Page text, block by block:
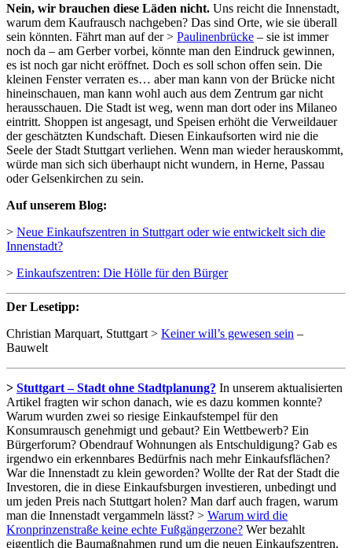
Nein, wir brauchen diese Läden nicht. Uns reicht die Innenstadt,
warum dem Kaufrausch nachgeben? Das sind Orte, wie sie überall
sein könnten. Fährt man auf der > Paulinenbrücke – sie ist immer
noch da – am Gerber vorbei, könnte man den Eindruck gewinnen,
es ist noch gar nicht eröffnet. Doch es soll schon offen sein. Die
kleinen Fenster verraten es… aber man kann von der Brücke nicht
hineinschauen, man kann wohl auch aus dem Zentrum gar nicht
herausschauen. Die Stadt ist weg, wenn man dort oder ins Milaneo
eintritt. Shoppen ist angesagt, und Speisen erhöht die Verweildauer
der geschätzten Kundschaft. Diesen Einkaufsorten wird nie die
Seele der Stadt Stuttgart verliehen. Wenn man wieder herauskommt,
würde man sich sich überhaupt nicht wundern, in Herne, Passau
oder Gelsenkirchen zu sein.
Auf unserem Blog:
> Neue Einkaufszentren in Stuttgart oder wie entwickelt sich die
Innenstadt?
> Einkaufszentren: Die Hölle für den Bürger
Der Lesetipp:
Christian Marquart, Stuttgart > Keiner will’s gewesen sein –
Bauwelt
> Stuttgart – Stadt ohne Stadtplanung? In unserem aktualisierten
Artikel fragten wir schon danach, wie es dazu kommen konnte?
Warum wurden zwei so riesige Einkaufstempel für den
Konsumrausch genehmigt und gebaut? Ein Wettbewerb? Ein
Bürgerforum? Obendrauf Wohnungen als Entschuldigung? Gab es
irgendwo ein erkennbares Bedürfnis nach mehr Einkaufsflächen?
War die Innenstadt zu klein geworden? Wollte der Rat der Stadt die
Investoren, die in diese Einkaufsburgen investieren, unbedingt und
um jeden Preis nach Stuttgart holen? Man darf auch fragen, warum
man die Innenstadt vergammeln lässt? > Warum wird die
Kronprinzenstraße keine echte Fußgängerzone? Wer bezahlt
eigentlich die Baumaßnahmen rund um die neuen Einkaufszentren,